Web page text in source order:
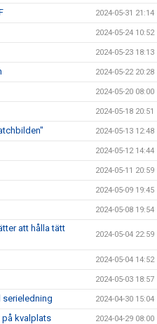
2024-05-31 21:14
2024-05-24 10:52
2024-05-23 18:13
2024-05-22 20:28
2024-05-20 08:00
2024-05-18 20:51
2024-05-13 12:48
2024-05-12 14:44
2024-05-11 20:59
2024-05-09 19:45
2024-05-08 19:54
att hålla tätt
2024-05-04 22:59
2024-05-04 14:52
2024-05-03 18:57
serieledning 2024-04-30 15:04
på kvalplats 2024-04-29 08:00